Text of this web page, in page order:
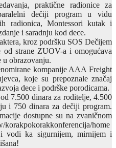
praktične radionice za
dečiji program u vidu
radionica, Montessori kutak i
i saradnju kod dece.
kroz podršku SOS Dečijem
strane ZUOV-a i omogućava
u obrazovanju.
kompanije AAA Freight
koje su prepoznale značaj
dece i podrške porodicama.
7.500 dinara za roditelje, 4.500
i 750 dinara za dečiji program.
dostupne su na zvaničnom
korakpokorakkonferencija/home
vodi ka sigurnijem, mirnijem i